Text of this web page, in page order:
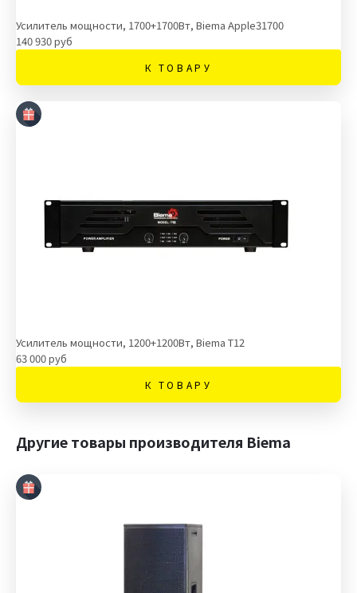
Усилитель мощности, 1700+1700Вт, Biema Apple31700
140 930 руб
К ТОВАРУ
Усилитель мощности, 1200+1200Вт, Biema T12
63 000 руб
К ТОВАРУ
Другие товары производителя Biema